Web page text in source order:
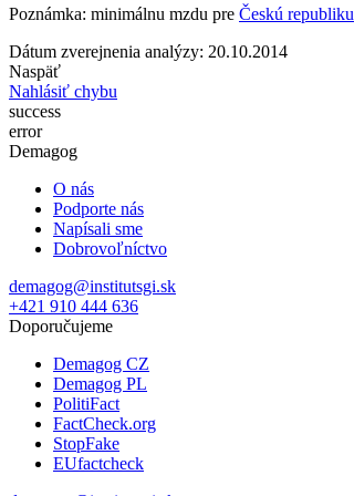
Poznámka: minimálnu mzdu pre Českú republiku
Dátum zverejnenia analýzy: 20.10.2014
Naspäť
Nahlásiť chybu
success
error
Demagog
O nás
Podporte nás
Napísali sme
Dobrovoľníctvo
demagog@institutsgi.sk
+421 910 444 636
Doporučujeme
Demagog CZ
Demagog PL
PolitiFact
FactCheck.org
StopFake
EUfactcheck